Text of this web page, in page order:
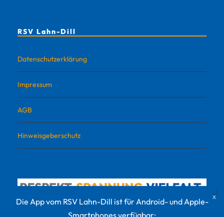
RSV Lahn-Dill
Datenschutzerklärung
Impressum
AGB
Hinweisgeberschutz
Die App vom RSV Lahn-Dill ist für Android- und Apple-
Smartphones verfügbar: